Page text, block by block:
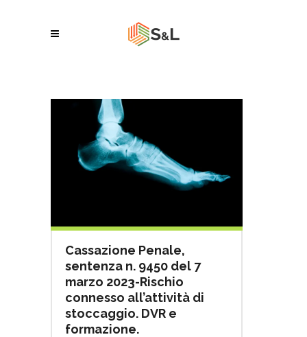
Cassazione Penale,
sentenza n. 9450 del 7
marzo 2023-Rischio
connesso all’attività di
stoccaggio. DVR e
formazione.